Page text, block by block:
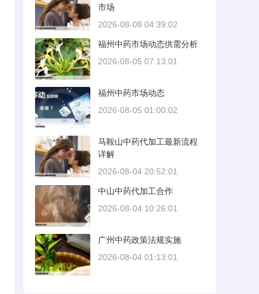
市场
2026-08-08 04:39:02
福州中药市场动态供需分析
2026-08-05 07:13:01
福州中药市场动态
2026-08-05 01:00:02
马鞍山中药代加工最新流程
详解
2026-08-04 20:52:01
中山中药代加工合作
2026-08-04 10:26:01
广州中药政策法规实施
2026-08-04 01:13:01